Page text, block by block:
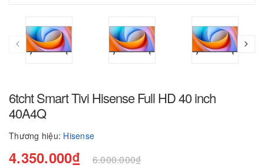
6tcht Smart Tivi Hisense Full HD 40 inch
40A4Q
Thương hiệu: Hisense
4.350.000₫ 6.000.000₫